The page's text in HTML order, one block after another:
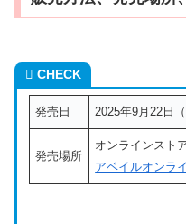
CHECK
発売日 2025年9月22日（
発売場所
オンラインスト
アベイルオンラ